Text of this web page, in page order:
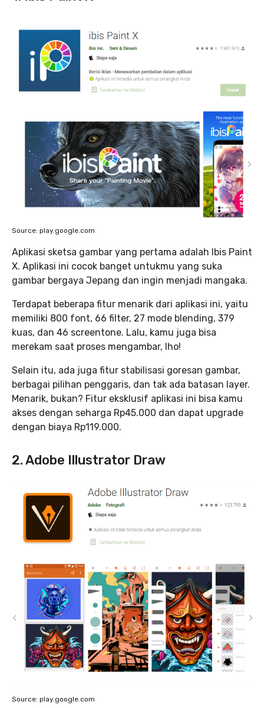
Source: play.google.com
Aplikasi sketsa gambar yang pertama adalah Ibis Paint
X. Aplikasi ini cocok banget untukmu yang suka
gambar bergaya Jepang dan ingin menjadi mangaka.
Terdapat beberapa fitur menarik dari aplikasi ini, yaitu
memiliki 800 font, 66 filter, 27 mode blending, 379
kuas, dan 46 screentone. Lalu, kamu juga bisa
merekam saat proses mengambar, lho!
Selain itu, ada juga fitur stabilisasi goresan gambar,
berbagai pilihan penggaris, dan tak ada batasan layer.
Menarik, bukan? Fitur eksklusif aplikasi ini bisa kamu
akses dengan seharga Rp45.000 dan dapat upgrade
dengan biaya Rp119.000.
2. Adobe Illustrator Draw
Source: play.google.com